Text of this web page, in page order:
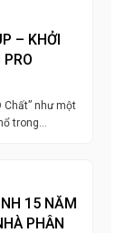
– KHỞI
PRO
Chất” như một
trong…
15 NĂM
PHÂN